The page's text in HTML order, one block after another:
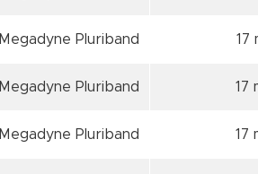
Megadyne Pluriband 17
Megadyne Pluriband 17
Megadyne Pluriband 17